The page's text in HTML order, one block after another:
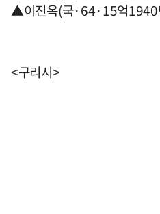
▲이진옥(국·64·15억1940
<구리시>